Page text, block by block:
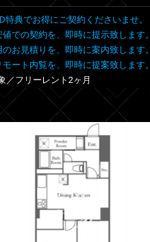
特典でお得にご契約くださいませ。
での契約を、即時に提示致します。
お見積りを、即時に案内致します。
ート内覧を、即時に提案致します。
／フリーレント2ヶ月